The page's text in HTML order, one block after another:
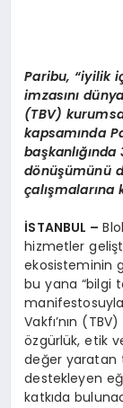
Paribu, “iyilik
imzasını
(TBV)
kapsamında
başkanlığında
dönüşümünü
çalışmalarına
İSTANBUL –
hizmetler
ekosisteminin
bu yana “bilgi
Vakfı’nın
özgürlük, etik
değer yaratan
destekleyen
katkıda